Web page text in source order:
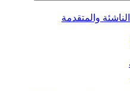
والمتقدمة